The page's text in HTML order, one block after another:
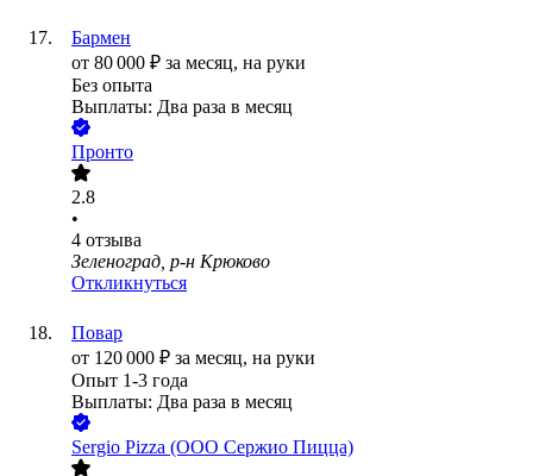
Бармен
от 80 000 ₽ за месяц, на руки
Без опыта
Выплаты: Два раза в месяц
Пронто
2.8
•
4 отзыва
Зеленоград, р-н Крюково
Откликнуться
Повар
от 120 000 ₽ за месяц, на руки
Опыт 1-3 года
Выплаты: Два раза в месяц
Sergio Pizza (ООО Cержио Пицца)